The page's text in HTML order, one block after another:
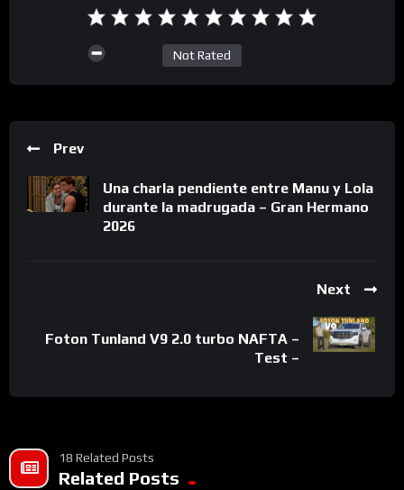
Not Rated
Prev
Una charla pendiente entre Manu y Lola
durante la madrugada – Gran Hermano
2026
Next
Foton Tunland V9 2.0 turbo NAFTA –
Test –
18 Related Posts
Related Posts